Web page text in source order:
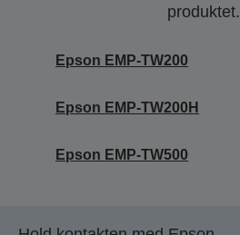
produktet.
Epson EMP-TW200
Epson EMP-TW200H
Epson EMP-TW500